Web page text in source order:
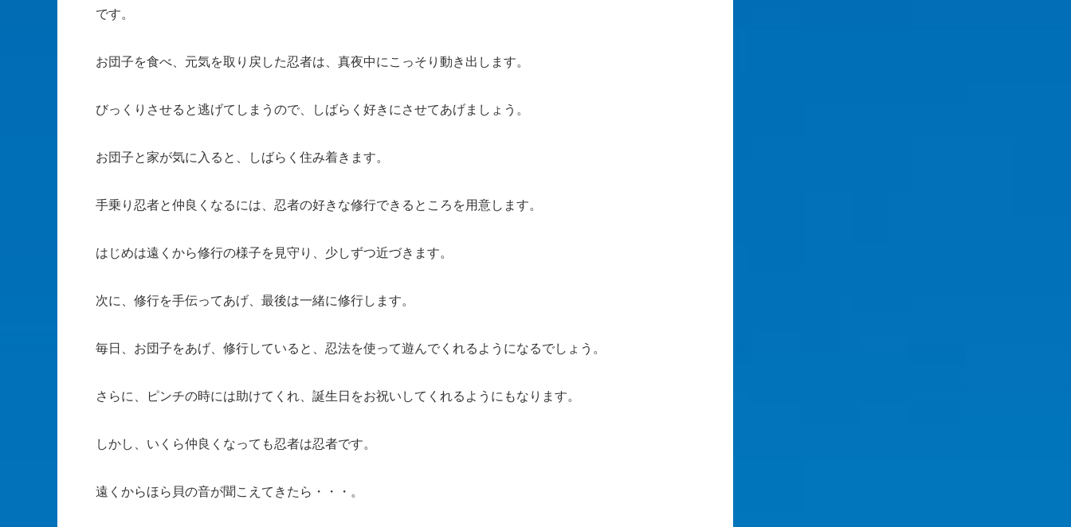
です。
お団子を食べ、元気を取り戻した忍者は、真夜中にこっそり動き出します。
びっくりさせると逃げてしまうので、しばらく好きにさせてあげましょう。
お団子と家が気に入ると、しばらく住み着きます。
手乗り忍者と仲良くなるには、忍者の好きな修行できるところを用意します。
はじめは遠くから修行の様子を見守り、少しずつ近づきます。
次に、修行を手伝ってあげ、最後は一緒に修行します。
毎日、お団子をあげ、修行していると、忍法を使って遊んでくれるようになるでしょう。
さらに、ピンチの時には助けてくれ、誕生日をお祝いしてくれるようにもなります。
しかし、いくら仲良くなっても忍者は忍者です。
遠くからほら貝の音が聞こえてきたら・・・。